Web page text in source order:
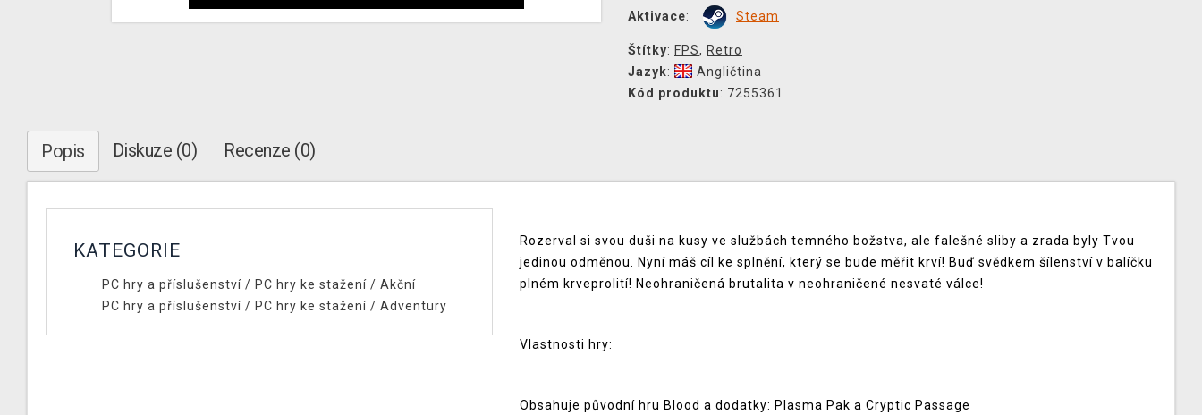
Aktivace: Steam
Štítky: FPS, Retro
Jazyk:
Angličtina
Kód produktu: 7255361
Popis Diskuze (0) Recenze (0)
KATEGORIE
PC hry a příslušenství/ PC hry ke stažení/ Akční
PC hry a příslušenství/ PC hry ke stažení/ Adventury
Rozerval si svou duši na kusy ve službách temného božstva, ale falešné sliby a zrada byly Tvou
jedinou odměnou. Nyní máš cíl ke splnění, který se bude měřit krví! Buď svědkem šílenství v balíčku
plném krveprolití! Neohraničená brutalita v neohraničené nesvaté válce!
Vlastnosti hry:
Obsahuje původní hru Blood a dodatky: Plasma Pak a Cryptic Passage